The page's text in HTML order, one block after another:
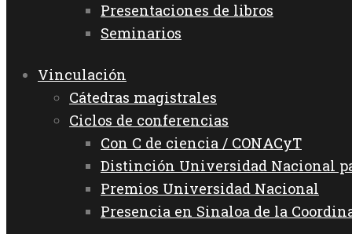
Presentaciones de libros
Seminarios
Vinculación
Cátedras magistrales
Ciclos de conferencias
Con C de ciencia / CONACyT
Distinción Universidad Nacional
Premios Universidad Nacional
Presencia en Sinaloa de la